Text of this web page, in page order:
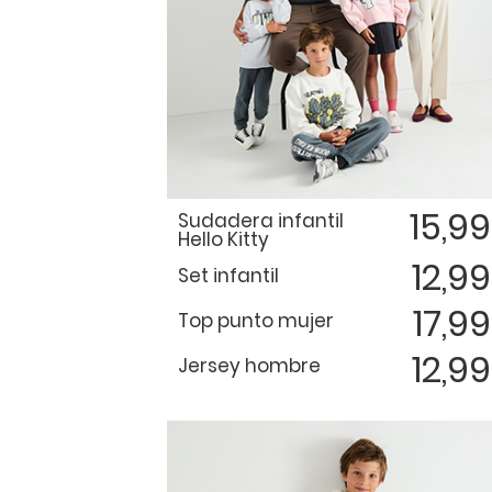
Sudadera infantil
Hello Kitty
Set infantil
Top punto mujer
Jersey hombre